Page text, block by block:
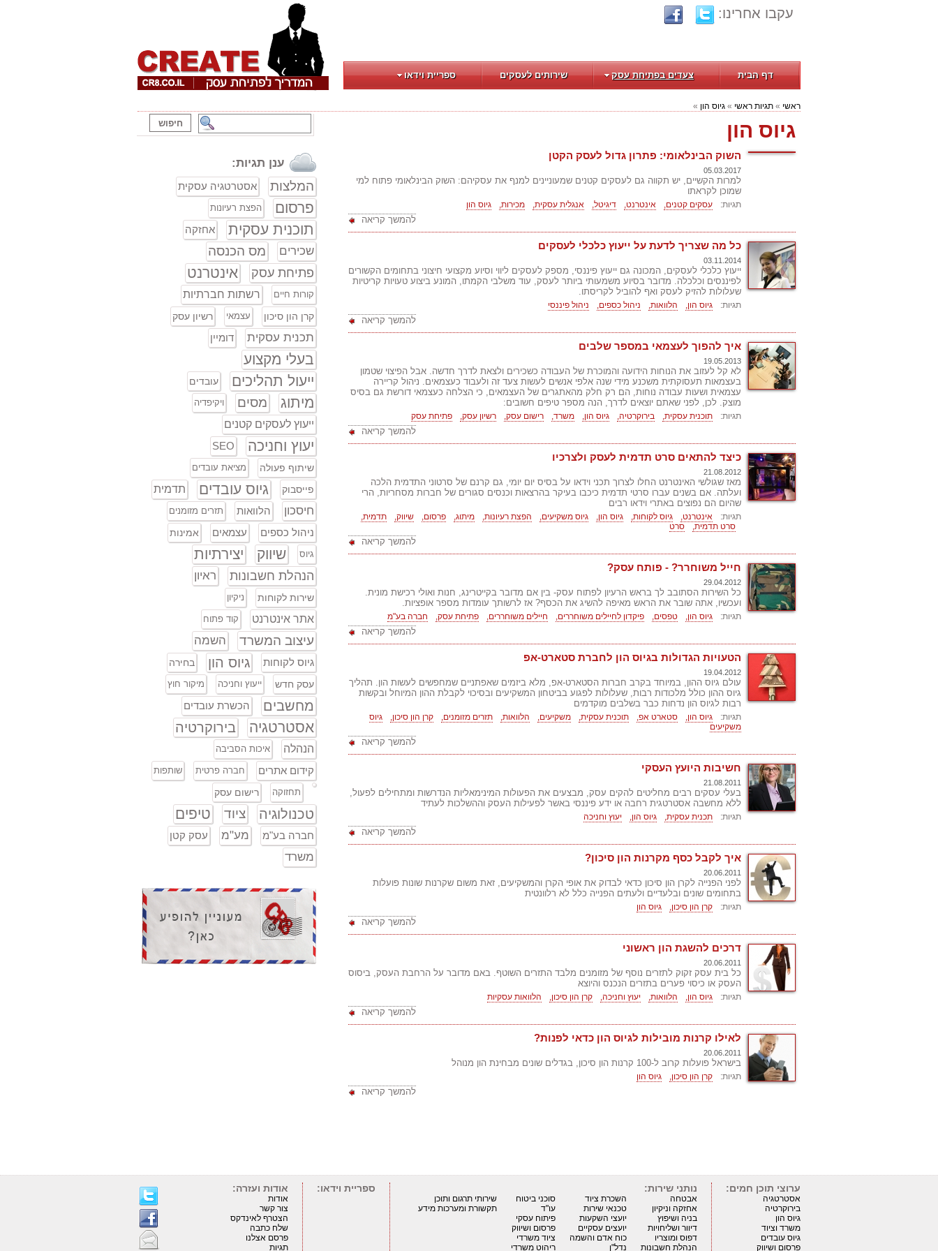
עקבו אחרינו:
דף הבית צעדים בפתיחת עסק שירותים לעסקים ספריית וידאו
ראשי » תגיות ראשי » גיוס הון »
גיוס הון
השוק הבינלאומי: פתרון גדול לעסק הקטן
05.03.2017
למרות הקשיים, יש תקווה גם לעסקים קטנים שמעוניינים למנף את עסקיהם: השוק הבינלאומי פתוח למי
שמוכן לקראתו
תגיות: עסקים קטנים, אינטרנט, דיגיטל, אנגלית עסקית, מכירות, גיוס הון
להמשך קריאה
כל מה שצריך לדעת על ייעוץ כלכלי לעסקים
03.11.2014
ייעוץ כלכלי לעסקים, המכונה גם ייעוץ פיננסי, מספק לעסקים ליווי וסיוע מקצועי חיצוני בתחומים הקשורים
לפיננסים וכלכלה. מדובר בסיוע משמעותי ביותר לעסק, עוד משלבי הקמתו, המונע ביצוע טעויות קריטיות
שעלולות להזיק לעסק ואף להוביל לקריסתו.
תגיות: גיוס הון, הלוואות, ניהול כספים, ניהול פיננסי
להמשך קריאה
איך להפוך לעצמאי במספר שלבים
19.05.2013
לא קל לעזוב את הנוחות הידועה והמוכרת של העבודה כשכירים ולצאת לדרך חדשה. אבל הפיצוי שטמון
בעצמאות תעסוקתית משכנע מידי שנה אלפי אנשים לעשות צעד זה ולעבוד כעצמאים. ניהול קריירה
עצמאית ושעות עבודה נוחות, הם רק חלק מהאתגרים של העצמאים, כי הצלחה כעצמאי דורשת גם בסיס
מוצק. לכן, לפני שאתם יוצאים לדרך, הנה מספר טיפים חשובים:
תגיות: תוכנית עסקית, בירוקרטיה, גיוס הון, משרד, רישום עסק, רשיון עסק, פתיחת עסק
להמשך קריאה
כיצד להתאים סרט תדמית לעסק ולצרכיו
21.08.2012
מאז שגולשי האינטרנט החלו לצרוך תכני וידאו על בסיס יום יומי, גם קרנם של סרטוני התדמית הלכה
ועלתה. אם בשנים עברו סרטי תדמית כיכבו בעיקר בהרצאות וכנסים סגורים של חברות מסחריות, הרי
שהיום הם נפוצים באתרי וידאו רבים
תגיות: אינטרנט, גיוס לקוחות, גיוס הון, גיוס משקיעים, הפצת רעיונות, מיתוג, פרסום, שיווק,
תדמית,
סרט תדמית,
סרט
להמשך קריאה
חייל משוחרר? - פותח עסק?
29.04.2012
כל השירות הסתובב לך בראש הרעיון לפתוח עסק- בין אם מדובר בקייטרינג, חנות ואולי רכישת מונית.
ועכשיו, אתה שובר את הראש מאיפה להשיג את הכסף? אז לרשותך עומדות מספר אופציות.
תגיות: גיוס הון, טפסים, פיקדון לחיילים משוחררים, חיילים משוחררים, פתיחת עסק, חברה בע"מ
להמשך קריאה
הטעויות הגדולות בגיוס הון לחברת סטארט-אפ
19.04.2012
עולם גיוס ההון, במיוחד בקרב חברות הסטארט-אפ, מלא ביזמים שאפתניים שמחפשים לעשות הון. תהליך
גיוס ההון כולל מלכודות רבות, שעלולות לפגוע בביטחון המשקיעים ובסיכוי לקבלת ההון המיוחל ובקשות
רבות לגיוס הון נדחות כבר בשלבים מוקדמים
תגיות: גיוס הון, סטארט אפ, תוכנית עסקית, משקיעים, הלוואות, תזרים מזומנים, קרן הון סיכון,
גיוס
משקיעים
להמשך קריאה
חשיבות היועץ העסקי
21.08.2011
בעלי עסקים רבים מחליטים להקים עסק, מבצעים את הפעולות המינימאליות הנדרשות ומתחילים לפעול,
ללא מחשבה אסטרטגית רחבה או ידע פיננסי באשר לפעילות העסק וההשלכות לעתיד
תגיות: תכנית עסקית, גיוס הון, יעוץ וחניכה
להמשך קריאה
איך לקבל כסף מקרנות הון סיכון?
20.06.2011
לפני הפנייה לקרן הון סיכון כדאי לבדוק את אופי הקרן והמשקיעים, זאת משום שקרנות שונות פועלות
בתחומים שונים ובלעדיים ולעתים הפנייה כלל לא רלוונטית
תגיות: קרן הון סיכון, גיוס הון
להמשך קריאה
דרכים להשגת הון ראשוני
20.06.2011
כל בית עסק זקוק לתזרים נוסף של מזומנים מלבד התזרים השוטף. באם מדובר על הרחבת העסק, ביסוס
העסק או כיסוי פערים בתזרים הנכנס והיוצא
תגיות: גיוס הון, הלוואות, יעוץ וחניכה, קרן הון סיכון, הלוואות עסקיות
להמשך קריאה
לאילו קרנות מובילות לגיוס הון כדאי לפנות?
20.06.2011
בישראל פועלות קרוב ל-100 קרנות הון סיכון, בגדלים שונים מבחינת הון מנוהל
תגיות: קרן הון סיכון, גיוס הון
להמשך קריאה
ענן תגיות:
המלצות אסטרטגיה עסקית
פרסום הפצת רעיונות
תוכנית עסקית אחזקה
שכירים מס הכנסה
פתיחת עסק אינטרנט
קורות חיים רשתות חברתיות
קרן הון סיכון עצמאי רשיון עסק
תכנית עסקית דומיין
בעלי מקצוע
ייעול תהליכים
עובדים
מיתוג מסים ויקיפדיה
ייעוץ לעסקים קטנים
יעוץ וחניכה SEO
שיתוף פעולה מציאת עובדים
פייסבוק גיוס עובדים תדמית
חיסכון הלוואות תזרים מזומנים
ניהול כספים עצמאים אמינות
גיוס שיווק יצירתיות
הנהלת חשבונות ראיון
שירות לקוחות ניקיון
אתר אינטרנט קוד פתוח
עיצוב המשרד השמה
גיוס לקוחות גיוס הון
בחירה
עסק חדש
ייעוץ וחניכה מיקור חוץ
מחשבים הכשרת עובדים
אסטרטגיה בירוקרטיה
הנהלה איכות הסביבה
קידום אתרים חברה פרטית שותפות
תחזוקה רישום עסק
טכנולוגיה ציוד טיפים
חברה בע"מ מע"מ עסק קטן
משרד
ערוצי תוכן חמים:
אסטרטגיה
בירוקרטיה
גיוס הון
משרד וציוד
גיוס עובדים
פרסום ושיווק
נותני שירות:
אבטחה
אחזקה וניקיון
בניה ושיפוץ
דיוור ושליחויות
דפוס ומוצריו
הנהלת חשבונות
השכרת ציוד
טכנאי שירות
יועצי השקעות
יועצים עסקיים
כוח אדם והשמה
נדל"ן
סוכני ביטוח
עו"ד
פיתוח עסקי
פרסום ושיווק
ציוד משרדי
ריהוט משרדי
שירותי תרגום ותוכן
תקשורת ומערכות מידע
ספריית וידאו: אודות ועזרה:
אודות
צור קשר
הצטרף לאינדקס
שלח כתבה
פרסם אצלנו
תגיות